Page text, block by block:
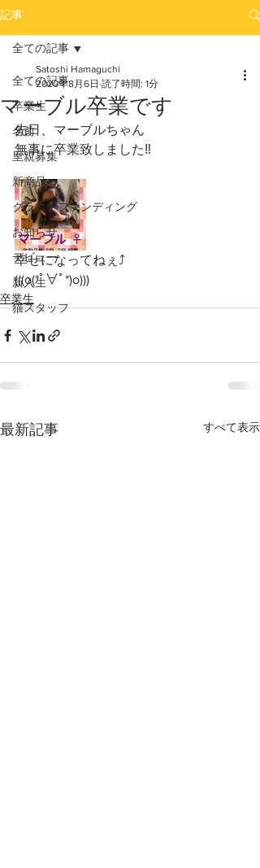
記事
全ての記事
卒業生
名前
里親募集
新商品
クラウドファンディング
お知らせ
デビュー
新入生
猫スタッフ
全ての記事
マーブル卒業です
Satoshi Hamaguchi
2020年8月6日 読了時間: 1分
先日、マーブルちゃん
無事に卒業致しました‼️
幸せになってねぇ⤴️
(((o(*ﾟ∀ﾟ*)o)))
卒業生
最新記事 すべて表示